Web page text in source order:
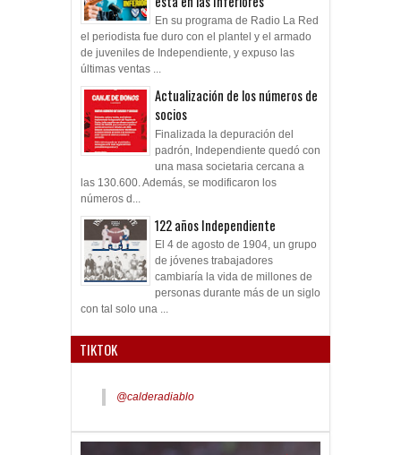
el periodista fue duro con el plantel y el armado
de juveniles de Independiente, y expuso las
últimas ventas ...
Actualización de los números de
socios
Finalizada la depuración del
padrón, Independiente quedó con
una masa societaria cercana a
las 130.600. Además, se modificaron los
números d...
El 4 de agosto de 1904, un grupo
de jóvenes trabajadores
cambiaría la vida de millones de
personas durante más de un siglo
con tal solo una ...